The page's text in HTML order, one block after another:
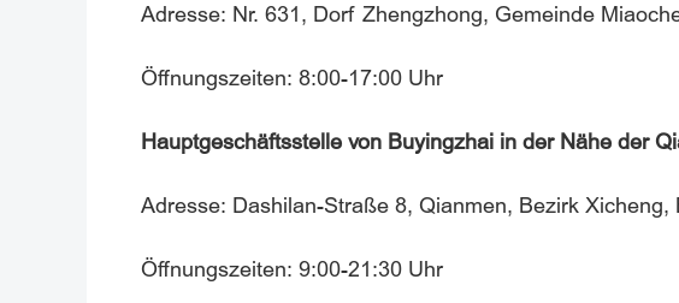
Adresse: Nr. 631, Dorf Zhengzhong, Gemeinde
Öffnungszeiten: 8:00-17:00 Uhr
Hauptgeschäftsstelle von Buyingzhai in der Nähe der
Adresse: Dashilan-Straße 8, Qianmen, Bezirk Xicheng,
Öffnungszeiten: 9:00-21:30 Uhr